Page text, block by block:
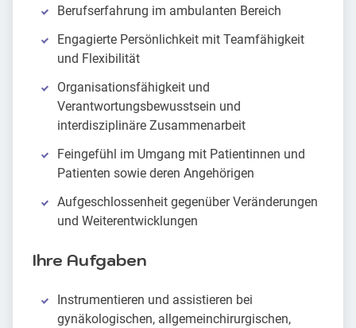
Berufserfahrung im ambulanten Bereich
Engagierte Persönlichkeit mit Teamfähigkeit
und Flexibilität
Organisationsfähigkeit und
Verantwortungsbewusstsein und
interdisziplinäre Zusammenarbeit
Feingefühl im Umgang mit Patientinnen und
Patienten sowie deren Angehörigen
Aufgeschlossenheit gegenüber Veränderungen
und Weiterentwicklungen
Ihre Aufgaben
Instrumentieren und assistieren bei
gynäkologischen, allgemeinchirurgischen,